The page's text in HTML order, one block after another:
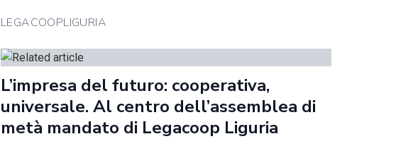
LEGACOOPLIGURIA
L’impresa del futuro: cooperativa,
universale. Al centro dell’assemblea di
metà mandato di Legacoop Liguria